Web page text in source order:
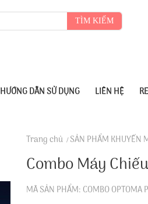
TÌM KIẾM
HƯỚNG DẪN SỬ DỤNG LIÊN HỆ
Trang chủ SẢN PHẨM KHUYẾN
Combo Máy
MÃ SẢN PHẨM: COMBO OPTOMA